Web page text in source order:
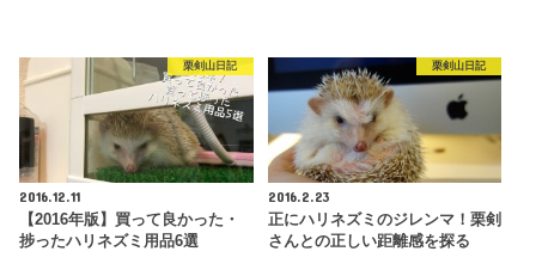
栗剣山日記
2016.12.11
【2016年版】買って良かった・
捗ったハリネズミ用品6選
栗剣山日記
2016.2.23
正にハリネズミのジレンマ！栗剣
さんとの正しい距離感を探る